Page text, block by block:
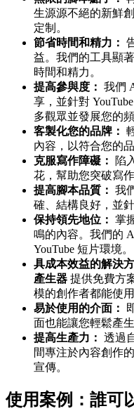
生源源不絕的新鮮
定制。
節省時間和精力：
益。我們的工具顯
時間和精力。
提高參與度： 我們
享，並針對
多觀眾並發展您的頻
客製化您的品牌：
內容，以符合您的
克服寫作障礙：
陷
花，幫助您突破寫
提高腳本品質： 我
確、結構良好，並
保持領先地位： 掌
鳴的內容。我們的
YouTube 短片環境。
具成本效益的解決方
產生器 提供免費方
模的創作者都能使用
易於使用的介面：
面也能讓您輕鬆產
提高生產力： 透過
間專注於內容創作
宣傳。
使用案例：誰可